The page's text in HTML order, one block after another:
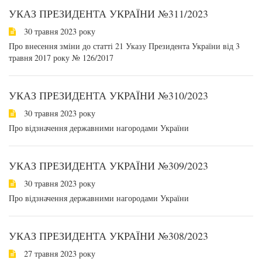
УКАЗ ПРЕЗИДЕНТА УКРАЇНИ №311/2023
30 травня 2023 року
Про внесення зміни до статті 21 Указу Президента України від 3
травня 2017 року № 126/2017
УКАЗ ПРЕЗИДЕНТА УКРАЇНИ №310/2023
30 травня 2023 року
Про відзначення державними нагородами України
УКАЗ ПРЕЗИДЕНТА УКРАЇНИ №309/2023
30 травня 2023 року
Про відзначення державними нагородами України
УКАЗ ПРЕЗИДЕНТА УКРАЇНИ №308/2023
27 травня 2023 року